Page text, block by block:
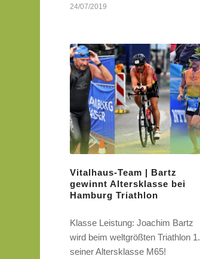
24/07/2019
Vitalhaus-Team | Bartz
gewinnt Altersklasse bei
Hamburg Triathlon
Klasse Leistung: Joachim Bartz
wird beim weltgrößten Triathlon 1.
seiner Altersklasse M65!